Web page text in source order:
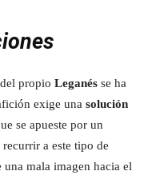
propio Leganés se ha
exige una solución
se apueste por un
a este tipo de
mala imagen hacia el